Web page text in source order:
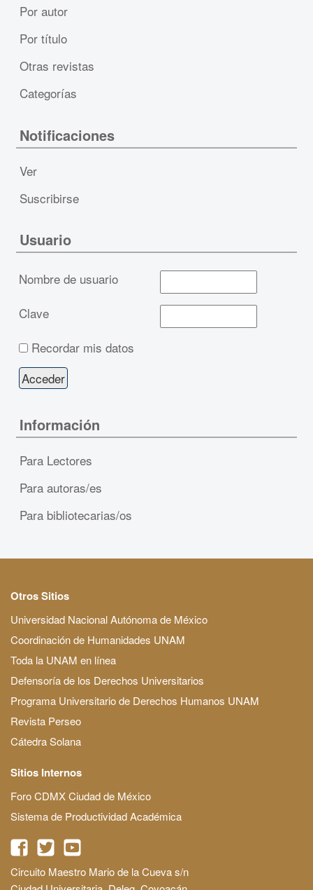
Por autor
Por título
Otras revistas
Categorías
Notificaciones
Ver
Suscribirse
Usuario
Nombre de usuario
Clave
Recordar mis datos
Información
Para Lectores
Para autoras/es
Para bibliotecarias/os
Otros Sitios
Universidad Nacional Autónoma de México
Coordinación de Humanidades UNAM
Toda la UNAM en línea
Defensoría de los Derechos Universitarios
Programa Universitario de Derechos Humanos UNAM
Revista Perseo
Cátedra Solana
Sitios Internos
Foro CDMX Ciudad de México
Sistema de Productividad Académica
Circuito Maestro Mario de la Cueva s/n